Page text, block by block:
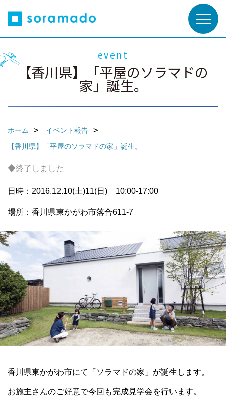
event
【香川県】「平屋のソラマドの
家」誕生。
ホーム
イベント報告
【香川県】「平屋のソラマドの家」誕生。
◆終了しました
日時：2016.12.10(土)11(日) 10:00-17:00
場所：香川県東かがわ市落合611-7
香川県東かがわ市にて「ソラマドの家」が誕生します。
お施主さんのご好意で今回も完成見学会を行います。